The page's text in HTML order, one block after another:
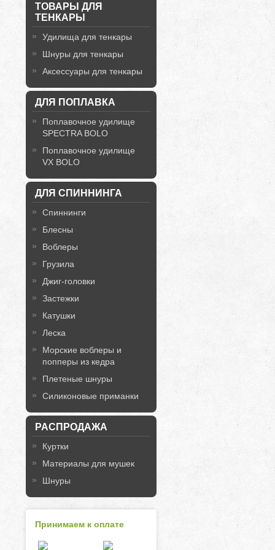
ТОВАРЫ ДЛЯ
ТЕНКАРЫ
Удилища для тенкары
Шнуры для тенкары
Аксессуары для тенкары
ДЛЯ ПОПЛАВКА
Поплавочное удилище
SPECTRA BOLO
Поплавочное удилище
VX BOLO
ДЛЯ СПИННИНГА
Спиннинги
Блесны
Воблеры
Грузила
Джиг-головки
Застежки
Катушки
Леска
Морские воблеры и
попперы из кедра
Плетеные шнуры
Силиконовые приманки
РАСПРОДАЖА
Куртки
Материалы для мушек
Шнуры
Принимаем к оплате